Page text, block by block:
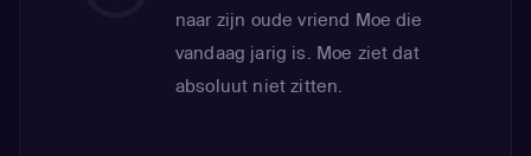
naar zijn oude vriend Moe die
vandaag jarig is. Moe ziet dat
absoluut niet zitten.